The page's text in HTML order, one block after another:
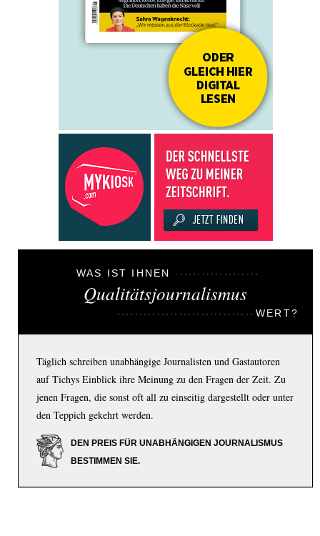
WAS IST IHNEN
Qualitätsjournalismus
WERT?
Täglich schreiben unabhängige Journalisten und Gastautoren
auf Tichys Einblick ihre Meinung zu den Fragen der Zeit. Zu
jenen Fragen, die sonst oft all zu einseitig dargestellt oder unter
den Teppich gekehrt werden.
DEN PREIS FÜR UNABHÄNGIGEN JOURNALISMUS
BESTIMMEN SIE.